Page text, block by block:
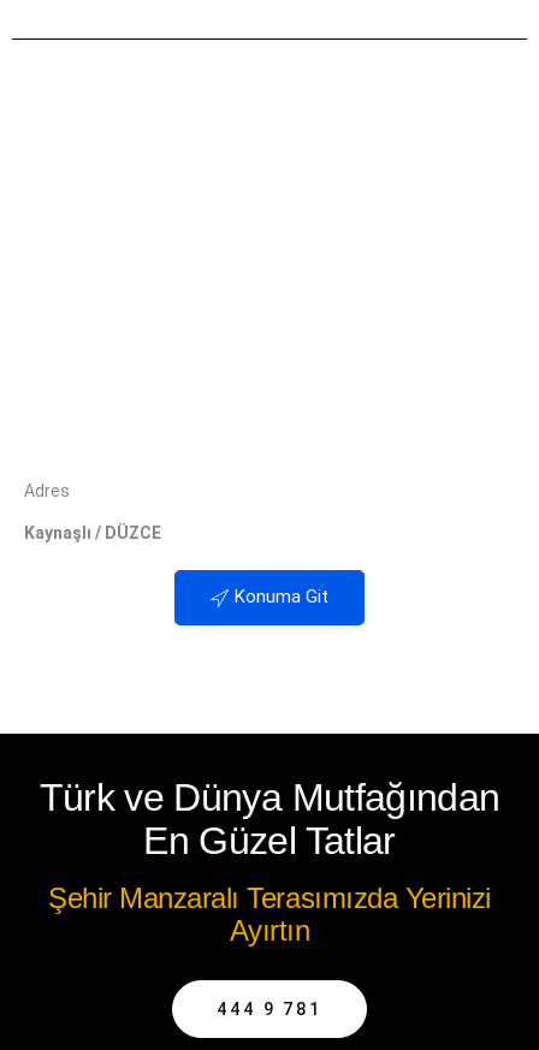
Adres
Kaynaşlı / DÜZCE
Konuma Git
Türk ve Dünya Mutfağından
En Güzel Tatlar
Şehir Manzaralı Terasımızda Yerinizi
Ayırtın
444 9 781